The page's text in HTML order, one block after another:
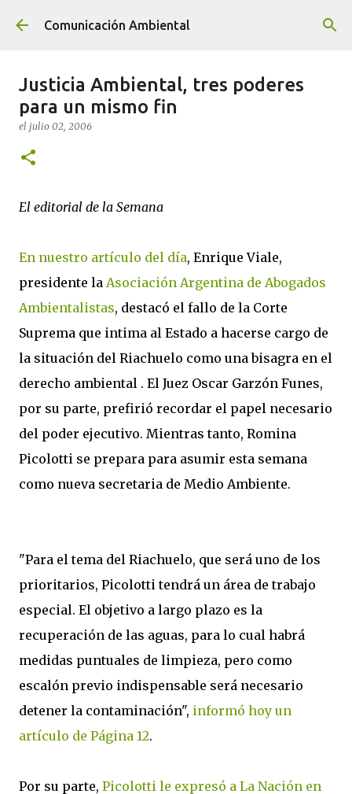
Ir al contenido principal
Comunicación Ambiental
Justicia Ambiental, tres poderes
para un mismo fin
el julio 02, 2006
El editorial de la Semana
En nuestro artículo del día, Enrique Viale,
presidente la Asociación Argentina de Abogados
Ambientalistas, destacó el fallo de la Corte
Suprema que intima al Estado a hacerse cargo de
la situación del Riachuelo como una bisagra en el
derecho ambiental . El Juez Oscar Garzón Funes,
por su parte, prefirió recordar el papel necesario
del poder ejecutivo. Mientras tanto, Romina
Picolotti se prepara para asumir esta semana
como nueva secretaria de Medio Ambiente.
"Para el tema del Riachuelo, que será uno de los
prioritarios, Picolotti tendrá un área de trabajo
especial. El objetivo a largo plazo es la
recuperación de las aguas, para lo cual habrá
medidas puntuales de limpieza, pero como
escalón previo indispensable será necesario
detener la contaminación", informó hoy un
artículo de Página 12.
Por su parte, Picolotti le expresó a La Nación en